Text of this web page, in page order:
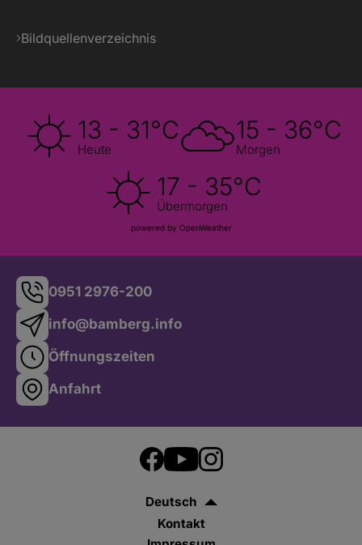
Bildquellenverzeichnis
13 - 31°C
Heute
15 - 36°C
Morgen
17 - 35°C
Übermorgen
powered by OpenWeather
0951 2976-200
info@bamberg.info
Öffnungszeiten
Anfahrt
Deutsch
Kontakt